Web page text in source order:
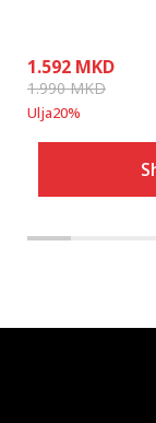
1.592 MKD
1.990MKD
Ulja20%